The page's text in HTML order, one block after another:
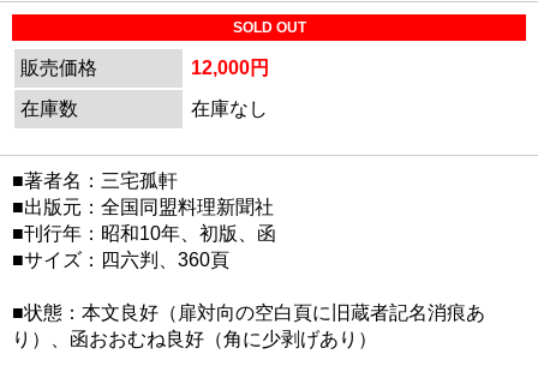
SOLD OUT
販売価格
12,000円
在庫数
在庫なし
■著者名：三宅孤軒
■出版元：全国同盟料理新聞社
■刊行年：昭和10年、初版、函
■サイズ：四六判、360頁
■状態：本文良好（扉対向の空白頁に旧蔵者記名消痕あ
り）、函おおむね良好（角に少剥げあり）